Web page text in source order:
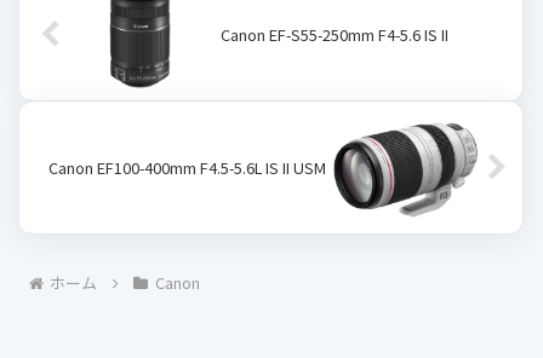
Canon EF-S55-250mm F4-5.6 IS II
Canon EF100-400mm F4.5-5.6L IS II USM
ホーム Canon